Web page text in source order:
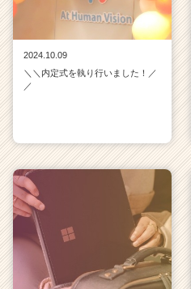
2024.10.09
＼＼内定式を執り行いました！／
／